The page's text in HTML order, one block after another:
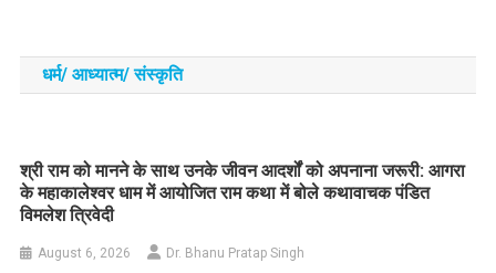
धर्म/ आध्‍यात्‍म/ संस्‍कृति
​श्री राम को मानने के साथ उनके जीवन आदर्शों को अपनाना जरूरी: आगरा
के महाकालेश्वर धाम में आयोजित राम कथा में बोले कथावाचक पंडित
विमलेश त्रिवेदी
August 6, 2026 Dr. Bhanu Pratap Singh